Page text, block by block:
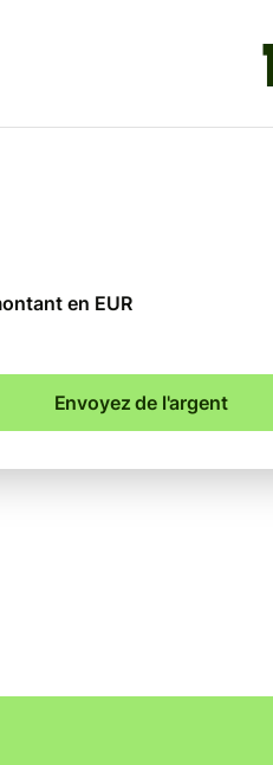
en EUR
Envoyez de l'argent